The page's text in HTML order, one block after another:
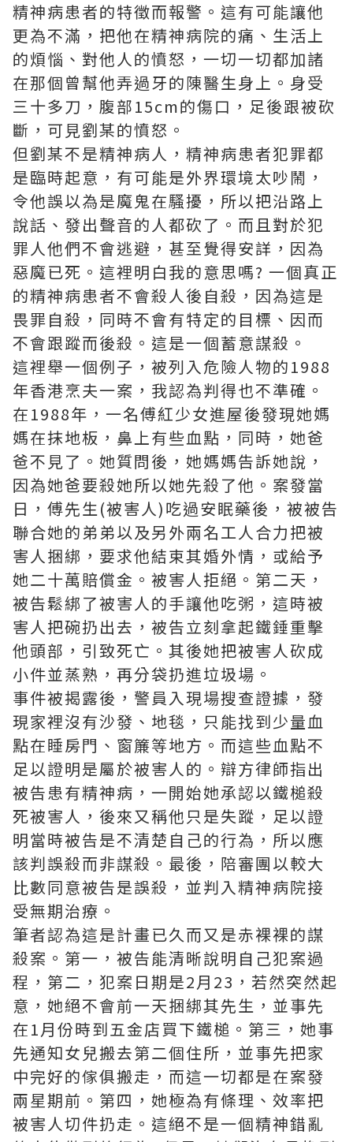
精神病患者的特徵而報警。這有可能讓他
更為不滿，把他在精神病院的痛、生活上
的煩惱、對他人的憤怒，一切一切都加諸
在那個曾幫他弄過牙的陳醫生身上。身受
三十多刀，腹部15cm的傷口，足後跟被砍
斷，可見劉某的憤怒。
但劉某不是精神病人，精神病患者犯罪都
是臨時起意，有可能是外界環境太吵鬧，
令他誤以為是魔鬼在騷擾，所以把沿路上
說話、發出聲音的人都砍了。而且對於犯
罪人他們不會逃避，甚至覺得安詳，因為
惡魔已死。這裡明白我的意思嗎? 一個真正
的精神病患者不會殺人後自殺，因為這是
畏罪自殺，同時不會有特定的目標、因而
不會跟蹤而後殺。這是一個蓄意謀殺。
這裡舉一個例子，被列入危險人物的1988
年香港烹夫一案，我認為判得也不準確。
在1988年，一名傅紅少女進屋後發現她媽
媽在抹地板，鼻上有些血點，同時，她爸
爸不見了。她質問後，她媽媽告訴她說，
因為她爸要殺她所以她先殺了他。案發當
日，傅先生(被害人)吃過安眠藥後，被被告
聯合她的弟弟以及另外兩名工人合力把被
害人捆綁，要求他結束其婚外情，或給予
她二十萬賠償金。被害人拒絕。第二天，
被告鬆綁了被害人的手讓他吃粥，這時被
害人把碗扔出去，被告立刻拿起鐵錘重擊
他頭部，引致死亡。其後她把被害人砍成
小件並蒸熟，再分袋扔進垃圾場。
事件被揭露後，警員入現場搜查證據，發
現家裡沒有沙發、地毯，只能找到少量血
點在睡房門、窗簾等地方。而這些血點不
足以證明是屬於被害人的。辯方律師指出
被告患有精神病，一開始她承認以鐵槌殺
死被害人，後來又稱他只是失蹤，足以證
明當時被告是不清楚自己的行為，所以應
該判誤殺而非謀殺。最後，陪審團以較大
比數同意被告是誤殺，並判入精神病院接
受無期治療。
筆者認為這是計畫已久而又是赤裸裸的謀
殺案。第一，被告能清晰說明自己犯案過
程，第二，犯案日期是2月23，若然突然起
意，她絕不會前一天捆綁其先生，並事先
在1月份時到五金店買下鐵槌。第三，她事
先通知女兒搬去第二個住所，並事先把家
中完好的傢俱搬走，而這一切都是在案發
兩星期前。第四，她極為有條理、效率把
被害人切件扔走。這絕不是一個精神錯亂